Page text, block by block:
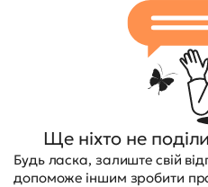
Ще ніхто не
Будь ласка, залиште свій
допоможе іншим зробити